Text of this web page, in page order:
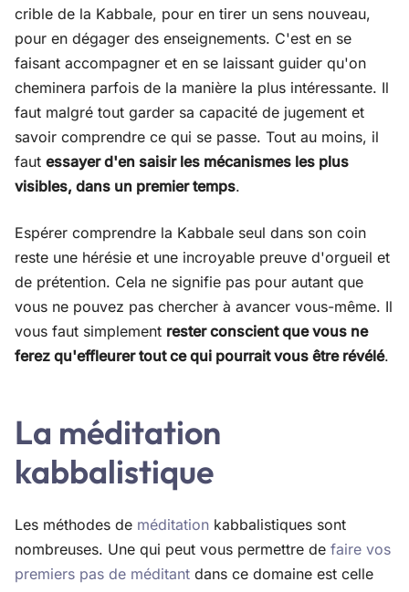
crible de la Kabbale, pour en tirer un sens nouveau,
pour en dégager des enseignements. C'est en se
faisant accompagner et en se laissant guider qu'on
cheminera parfois de la manière la plus intéressante. Il
faut malgré tout garder sa capacité de jugement et
savoir comprendre ce qui se passe. Tout au moins, il
faut essayer d'en saisir les mécanismes les plus
visibles, dans un premier temps.
Espérer comprendre la Kabbale seul dans son coin
reste une hérésie et une incroyable preuve d'orgueil et
de prétention. Cela ne signifie pas pour autant que
vous ne pouvez pas chercher à avancer vous-même. Il
vous faut simplement rester conscient que vous ne
ferez qu'effleurer tout ce qui pourrait vous être révélé.
La méditation
kabbalistique
Les méthodes de méditation kabbalistiques sont
nombreuses. Une qui peut vous permettre de faire vos
premiers pas de méditant dans ce domaine est celle